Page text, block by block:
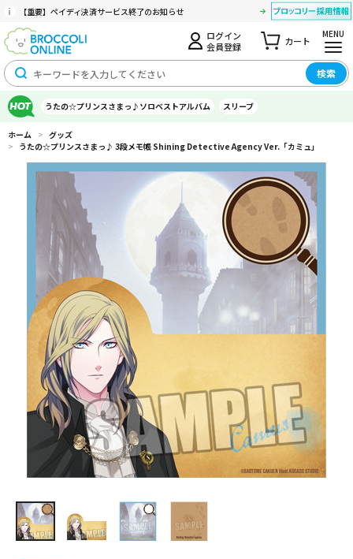
【重要】ペイディ決済サービス終了のお知らせ
ログイン
会員登録
カート
MENU
検索
うたの☆プリンスさまっ♪ソロベストアルバム スリーブ
ホーム > グッズ
> うたの☆プリンスさまっ♪ 3段メモ帳 Shining Detective Agency Ver.「カミュ」